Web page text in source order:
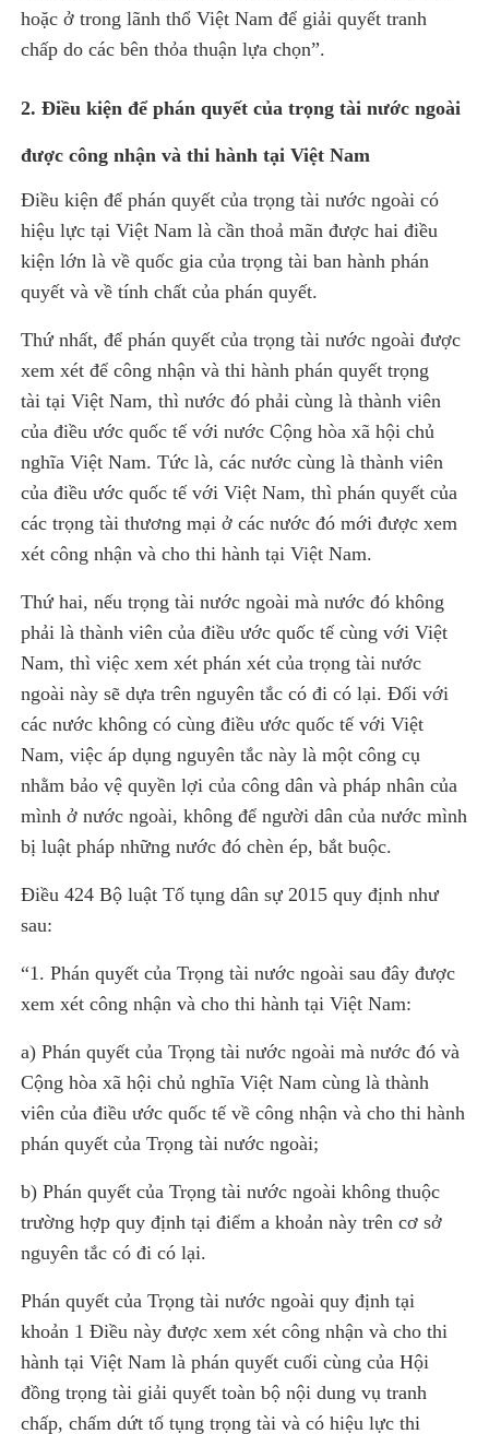
hoặc ở trong lãnh thổ Việt Nam để giải quyết tranh
chấp do các bên thỏa thuận lựa chọn”.
2. Điều kiện để phán quyết của trọng tài nước ngoài
được công nhận và thi hành tại Việt Nam
Điều kiện để phán quyết của trọng tài nước ngoài có
hiệu lực tại Việt Nam là cần thoả mãn được hai điều
kiện lớn là về quốc gia của trọng tài ban hành phán
quyết và về tính chất của phán quyết.
Thứ nhất, để phán quyết của trọng tài nước ngoài được
xem xét để công nhận và thi hành phán quyết trọng
tài tại Việt Nam, thì nước đó phải cùng là thành viên
của điều ước quốc tế với nước Cộng hòa xã hội chủ
nghĩa Việt Nam. Tức là, các nước cùng là thành viên
của điều ước quốc tế với Việt Nam, thì phán quyết của
các trọng tài thương mại ở các nước đó mới được xem
xét công nhận và cho thi hành tại Việt Nam.
Thứ hai, nếu trọng tài nước ngoài mà nước đó không
phải là thành viên của điều ước quốc tế cùng với Việt
Nam, thì việc xem xét phán xét của trọng tài nước
ngoài này sẽ dựa trên nguyên tắc có đi có lại. Đối với
các nước không có cùng điều ước quốc tế với Việt
Nam, việc áp dụng nguyên tắc này là một công cụ
nhằm bảo vệ quyền lợi của công dân và pháp nhân của
mình ở nước ngoài, không để người dân của nước mình
bị luật pháp những nước đó chèn ép, bắt buộc.
Điều 424 Bộ luật Tố tụng dân sự 2015 quy định như
sau:
“1. Phán quyết của Trọng tài nước ngoài sau đây được
xem xét công nhận và cho thi hành tại Việt Nam:
a) Phán quyết của Trọng tài nước ngoài mà nước đó và
Cộng hòa xã hội chủ nghĩa Việt Nam cùng là thành
viên của điều ước quốc tế về công nhận và cho thi hành
phán quyết của Trọng tài nước ngoài;
b) Phán quyết của Trọng tài nước ngoài không thuộc
trường hợp quy định tại điểm a khoản này trên cơ sở
nguyên tắc có đi có lại.
Phán quyết của Trọng tài nước ngoài quy định tại
khoản 1 Điều này được xem xét công nhận và cho thi
hành tại Việt Nam là phán quyết cuối cùng của Hội
đồng trọng tài giải quyết toàn bộ nội dung vụ tranh
chấp, chấm dứt tố tụng trọng tài và có hiệu lực thi